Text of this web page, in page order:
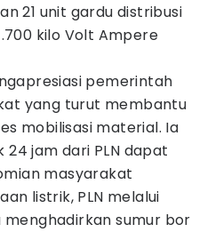
21 unit gardu distribusi
kilo Volt Ampere
pemerintah
yang turut membantu
mobilisasi material. Ia
jam dari PLN dapat
masyarakat
listrik, PLN melalui
menghadirkan sumur bor